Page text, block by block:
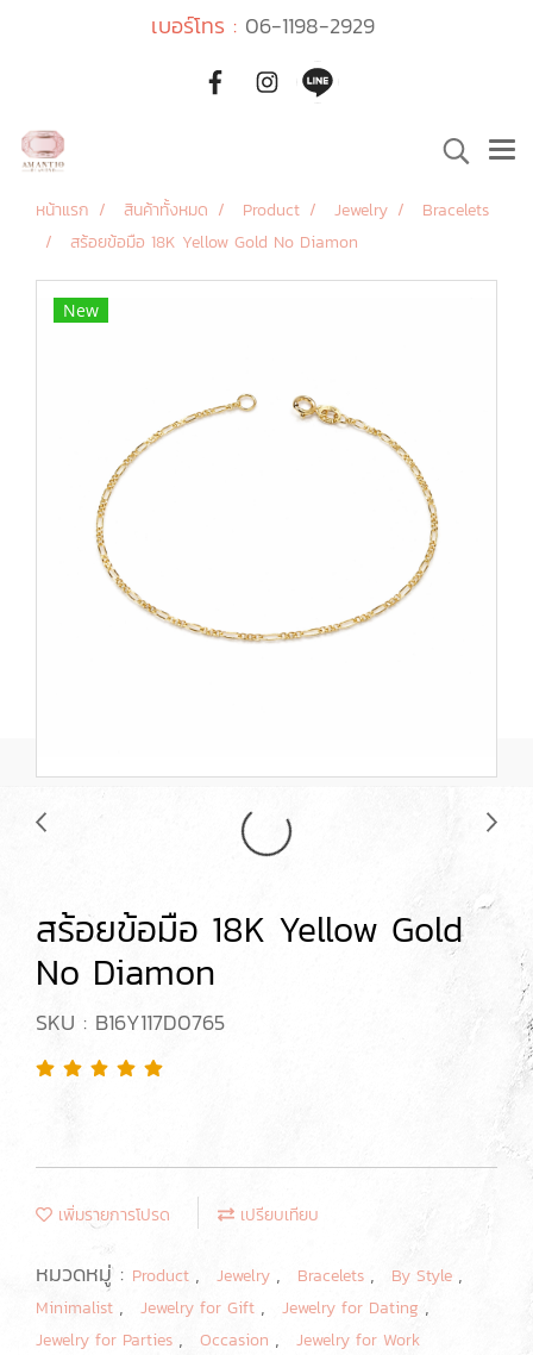
เบอร์โทร : 06-1198-2929
หน้าแรก สินค้าทั้งหมด Product Jewelry
Bracelets
สร้อยข้อมือ 18K Yellow Gold No Diamon
New
สร้อยข้อมือ 18K Yellow Gold
No Diamon
SKU : B16Y117D0765
เพิ่มรายการโปรด เปรียบเทียบ
หมวดหมู่ : Product , Jewelry , Bracelets , By Style ,
Minimalist , Jewelry for Gift , Jewelry for Dating ,
Jewelry for Parties , Occasion , Jewelry for Work